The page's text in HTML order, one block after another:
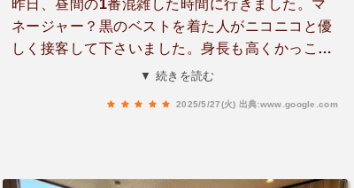
昨日、昼間の1番混雑した時間に行きました。マ
ネージャー？黒のベストを着た人がニコニコと優
しく接客して下さいました。身長も高くかっこよ
かったです。子供もニコニコ手を振ってもらい喜
▼ 続きを読む
2025/5/27(火) 出典:www.google.com